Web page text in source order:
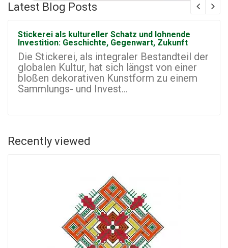
Latest Blog Posts
Stickerei als kultureller Schatz und lohnende
Investition: Geschichte, Gegenwart, Zukunft
Die Stickerei, als integraler Bestandteil der
globalen Kultur, hat sich längst von einer
bloßen dekorativen Kunstform zu einem
Sammlungs- und Invest...
Recently viewed